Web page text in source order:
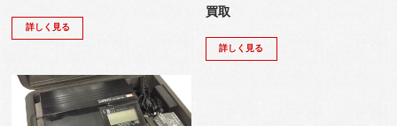
詳しく見る
買取
詳しく見る